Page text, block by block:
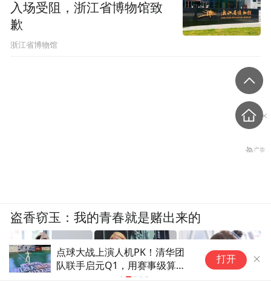
冲刺全球首个100万小时具身数
据！三家国产公司，联手了
开
打开
入场受阻，浙江省博物馆致
歉
浙江省博物馆
盗香窃玉：我的青春就是赌出来的